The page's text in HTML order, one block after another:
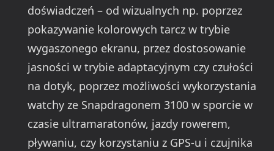
doświadczeń – od wizualnych np. poprzez
pokazywanie kolorowych tarcz w trybie
wygaszonego ekranu, przez dostosowanie
jasności w trybie adaptacyjnym czy czułości
na dotyk, poprzez możliwości wykorzystania
watchy ze Snapdragonem 3100 w sporcie w
czasie ultramaratonów, jazdy rowerem,
pływaniu, czy korzystaniu z GPS-u i czujnika